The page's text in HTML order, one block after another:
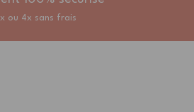
ou 4x sans frais